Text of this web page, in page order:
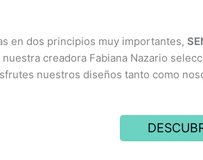
en dos principios muy importantes,
creadora Fabiana Nazario
nuestros diseños tanto como